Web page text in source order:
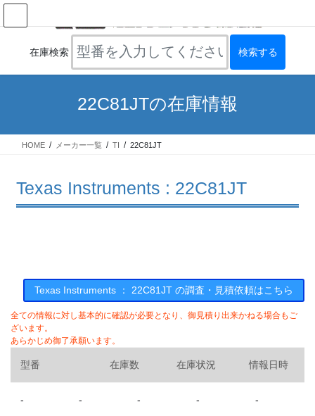
コ
ナ
在庫検索
22C81JTの在庫情報
HOME メーカー一覧 TI 22C81JT
Texas Instruments : 22C81JT
Texas Instruments ： 22C81JT の調査・見積依頼はこちら
全ての情報に対し基本的に確認が必要となり、御見積り出来かねる場合もご
ざいます。
あらかじめ御了承願います。
型番 在庫数 在庫状況 情報日時
- - - - -